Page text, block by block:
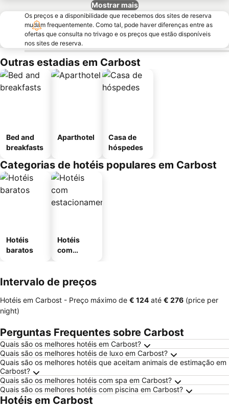
Mostrar mais
Os preços e a disponibilidade que recebemos dos sites de reserva
mudam frequentemente. Como tal, pode haver diferenças entre as
ofertas que consulta no trivago e os preços que estão disponíveis
nos sites de reserva.
Outras estadias em Carbost
Bed and
breakfasts
Aparthotel
Casa de
hóspedes
Categorias de hotéis populares em Carbost
Hotéis
baratos
Hotéis
com
Intervalo de preços
Hotéis em Carbost - Preço máximo de ‎€ 124 até ‎€ 276 (price per
night)
Perguntas Frequentes sobre Carbost
Quais são os melhores hotéis em Carbost?
Quais são os melhores hotéis de luxo em Carbost?
Quais são os melhores hotéis que aceitam animais de estimação em
Carbost?
Quais são os melhores hotéis com spa em Carbost?
Quais são os melhores hotéis com piscina em Carbost?
Hotéis em Carbost